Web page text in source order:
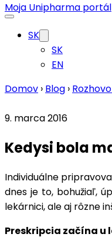
Moja Unipharma portál
SK
SK
EN
Domov › Blog ›
9. marca 2016
Kedysi bola
Individuálne
dnes je to, bohužiaľ,
lekárnici, ale aj rôzne
Preskripcia začína u